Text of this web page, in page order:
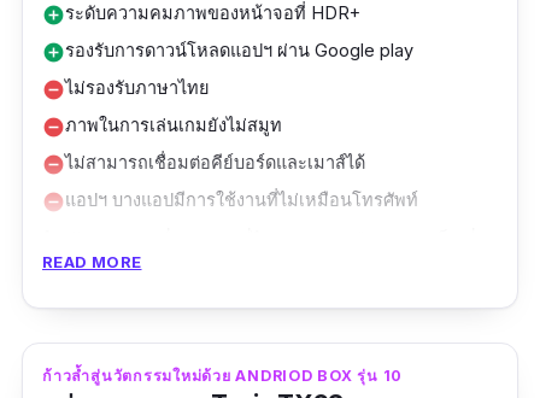
add_circleระดับความคมภาพของหน้าจอที่ HDR+
add_circleรองรับการดาวน์โหลดแอปฯ ผ่าน Google play
remove_circleไม่รองรับภาษาไทย
remove_circleภาพในการเล่นเกมยังไม่สมูท
remove_circleไม่สามารถเชื่อมต่อคีย์บอร์ดและเมาส์ได้
remove_circleแอปฯ บางแอปมีการใช้งานที่ไม่เหมือนโทรศัพท์
ไม่คงที่อีกต่อไป เพราะใคร ๆ ต่างก็รีวิว android
box รุ่นนี้ว่ามีความเร็ว-แรงเป็นตัวชูโรง รันระบบ
ด้วยแอนดรอย 9.0 ปรับเปลี่ยนเวอร์ชั่นใหม่ล่าสุด
ในปี 2020 รองรับแอปพลิเคชันได้เสถียรกว่าเดิม
READ MORE
ก้าวล้ำสู่นวัตกรรมใหม่ด้วย ANDRIOD BOX รุ่น 10